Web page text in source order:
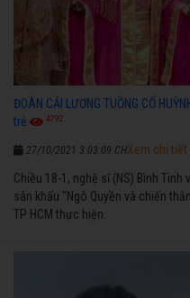
ĐOÀN CẢI LƯƠNG TUỒNG CỔ
trẻ
4792
27/10/2021 3:03:09 CH
Chiều 18-1, nghệ sĩ (NS) Bình Tinh
sân khấu "Ngô Quyền và chiến
TP HCM thực hiện.
Xem chi tiết